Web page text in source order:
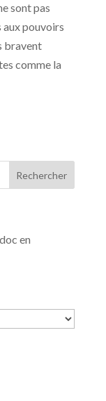
sont pas
aux pouvoirs
bravent
comme la
en